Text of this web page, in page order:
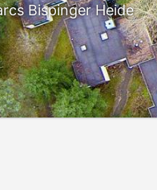
Bispinger Heide